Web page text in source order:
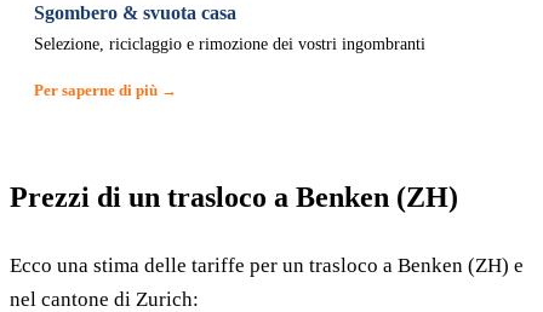
Sgombero & svuota casa
Selezione, riciclaggio e rimozione dei vostri ingombranti
Per saperne di più →
Prezzi di un trasloco a Benken (ZH)
Ecco una stima delle tariffe per un trasloco a Benken (ZH) e
nel cantone di Zurich: